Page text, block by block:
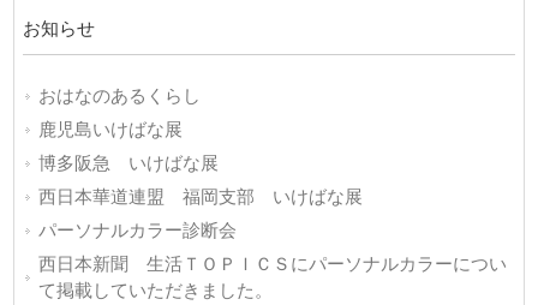
お知らせ
おはなのあるくらし
鹿児島いけばな展
博多阪急 いけばな展
西日本華道連盟 福岡支部 いけばな展
パーソナルカラー診断会
西日本新聞 生活ＴＯＰＩＣＳにパーソナルカラーについ
て掲載していただきました。